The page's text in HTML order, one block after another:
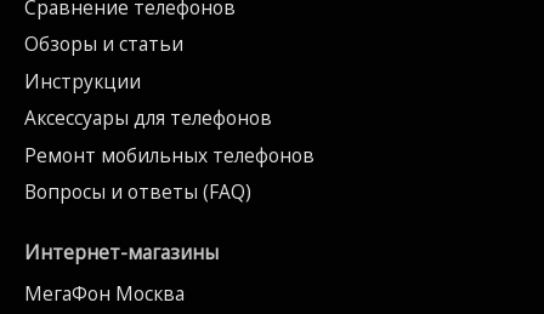
Сравнение телефонов
Обзоры и статьи
Инструкции
Аксессуары для телефонов
Ремонт мобильных телефонов
Вопросы и ответы (FAQ)
Интернет-магазины
МегаФон Москва